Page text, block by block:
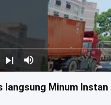
langsung Minum